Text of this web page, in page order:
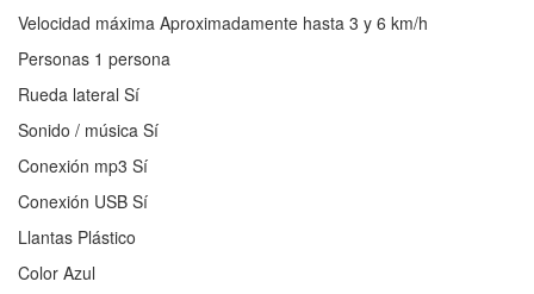
Velocidad máxima Aproximadamente hasta 3 y 6 km/h
Personas 1 persona
Rueda lateral Sí
Sonido / música Sí
Conexión mp3 Sí
Conexión USB Sí
Llantas Plástico
Color Azul